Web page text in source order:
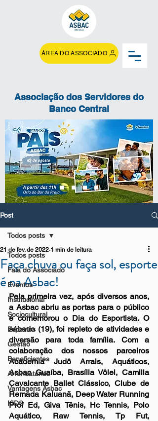
ÁREA DO ASSOCIADO
Associação dos Servidores do
Banco Central
Post
Todos posts
Fala do Associado
Eventos
Institucional
Sociocultural
Esportes
Gestão
Beneficientes
Arrendatários
Vantagens Asbac
KIDS
Todos posts
Faça chuva ou faça sol, esporte
é na Asbac!
21 de fev. de 2022 1 min de leitura
Pela primeira vez, após diversos anos,
a Asbac abriu as portas para o público
e comemorou o Dia do Esportista. O
sábado (19), foi repleto de atividades e
diversão para toda família. Com a
colaboração dos nossos parceiros
Academia Judô Arrais, Aquáticos,
Asbac Guaíba, Brasília Vôlei, Camilla
Cavalcante Ballet Clássico, Clube de
Remada Kaluanã, Deep Water Running
Prof Ed, Giva Tênis, Hc Tennis, Polo
Aquático, Raw Tennis, Tp Fut,